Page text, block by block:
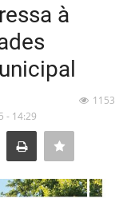
à
- 14:29
1153